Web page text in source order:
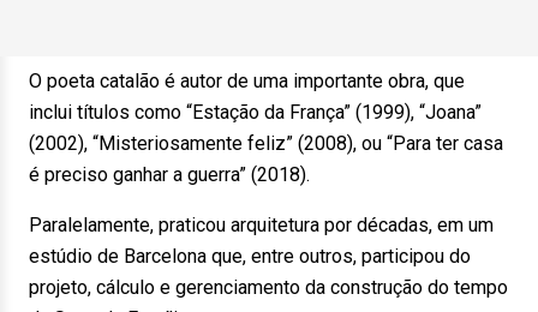
O poeta catalão é autor de uma importante obra, que
inclui títulos como “Estação da França” (1999), “Joana”
(2002), “Misteriosamente feliz” (2008), ou “Para ter casa
é preciso ganhar a guerra” (2018).
Paralelamente, praticou arquitetura por décadas, em um
estúdio de Barcelona que, entre outros, participou do
projeto, cálculo e gerenciamento da construção do tempo